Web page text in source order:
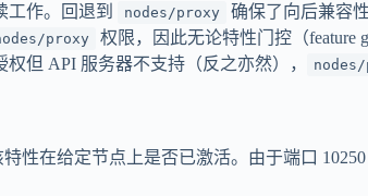
作。回退到 nodes/proxy 确保了向后兼容性
proxy 权限，因此无论特性门控（feature
但 API 服务器不支持（反之亦然），
性在给定节点上是否已激活。由于端口